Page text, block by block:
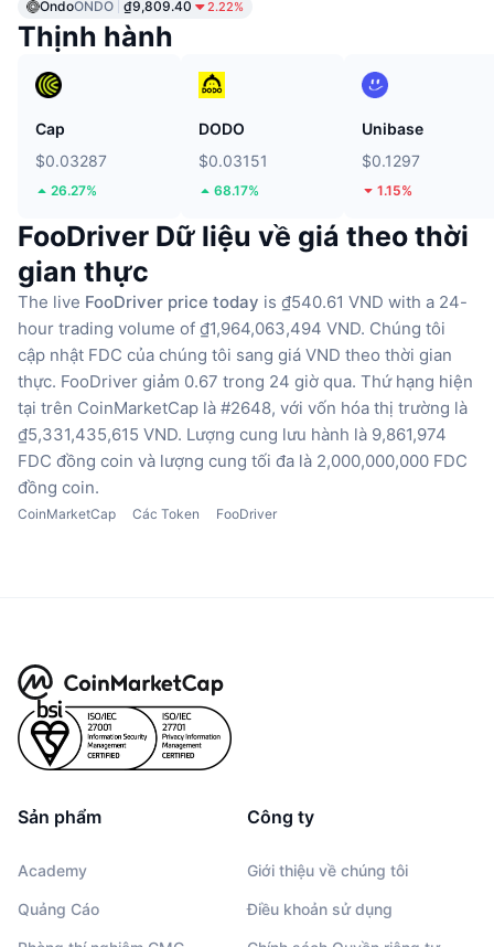
OndoONDO ₫9,809.40 2.22%
Thịnh hành
Cap
$0.03287
26.27%
DODO
$0.03151
68.17%
Unibase
$0.1297
1.15%
FooDriver Dữ liệu về giá theo thời
gian thực
The live FooDriver price today is ₫540.61 VND with a 24-
hour trading volume of ₫1,964,063,494 VND. Chúng tôi
cập nhật FDC của chúng tôi sang giá VND theo thời gian
thực. FooDriver giảm 0.67 trong 24 giờ qua. Thứ hạng hiện
tại trên CoinMarketCap là #2648, với vốn hóa thị trường là
₫5,331,435,615 VND. Lượng cung lưu hành là 9,861,974
FDC đồng coin và lượng cung tối đa là 2,000,000,000 FDC
đồng coin.
CoinMarketCap Các Token FooDriver
Sản phẩm
Academy
Quảng Cáo
Công ty
Giới thiệu về chúng tôi
Điều khoản sử dụng